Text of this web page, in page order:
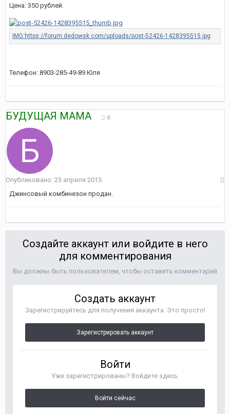
Цена: 350 рублей.
Телефон: 8903-285-49-89 Юля
БУДУЩАЯ МАМА 0
Опубликовано: 23 апреля 2015
Джинсовый комбинезон продан.
Создайте аккаунт или войдите в него
для комментирования
Вы должны быть пользователем, чтобы оставить комментарий
Создать аккаунт
Зарегистрируйтесь для получения аккаунта. Это просто!
Зарегистрировать аккаунт
Войти
Уже зарегистрированы? Войдите здесь.
Войти сейчас